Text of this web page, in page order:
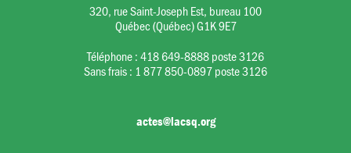
320, rue Saint-Joseph Est, bureau 100
Québec (Québec) G1K 9E7
Téléphone :418 649-8888 poste 3126
Sans frais : 1 877 850-0897 poste 3126
actes@lacsq.org